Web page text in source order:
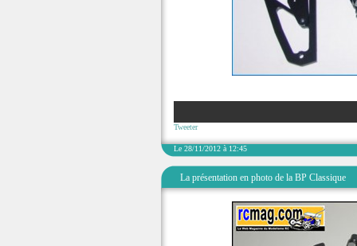
Tweeter
Le 28/11/2012 à 12:45
La présentation en photo de la BP Classique